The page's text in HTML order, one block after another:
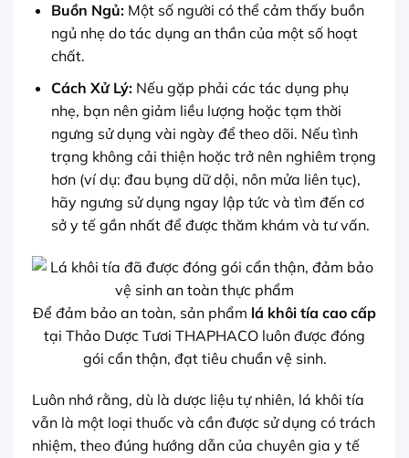
Buồn Ngủ:Một số người có thể cảm thấy buồn
ngủ nhẹ do tác dụng an thần của một số hoạt
chất.
Cách Xử Lý:Nếu gặp phải các tác dụng phụ
nhẹ, bạn nên giảm liều lượng hoặc tạm thời
ngưng sử dụng vài ngày để theo dõi. Nếu tình
trạng không cải thiện hoặc trở nên nghiêm trọng
hơn (ví dụ: đau bụng dữ dội, nôn mửa liên tục),
hãy ngưng sử dụng ngay lập tức và tìm đến cơ
sở y tế gần nhất để được thăm khám và tư vấn.
Để đảm bảo an toàn, sản phẩm lá khôi tía cao cấp
tại Thảo Dược Tươi THAPHACO luôn được đóng
gói cẩn thận, đạt tiêu chuẩn vệ sinh.
Luôn nhớ rằng, dù là dược liệu tự nhiên, lá khôi tía
vẫn là một loại thuốc và cần được sử dụng có trách
nhiệm, theo đúng hướng dẫn của chuyên gia y tế